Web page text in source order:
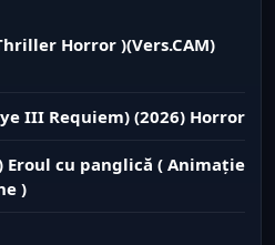
Horror )(Vers.CAM)
III Requiem) (2026) Horror
Eroul cu panglică ( Animație
)